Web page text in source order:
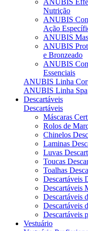
ANUBIS
Nutrição
ANUBIS
Ação
ANUBIS
ANUBIS
e Bronzeado
ANUBIS
Essenciais
ANUBIS Linha
ANUBIS Linha Spa
Descartáveis
Descartáveis
Máscaras
Rolos de
Chinelos
Laminas
Luvas
Toucas
Toalhas
Descartáveis
Descartáveis
Descartáveis
Descartáveis
Descartáveis
Vestuário